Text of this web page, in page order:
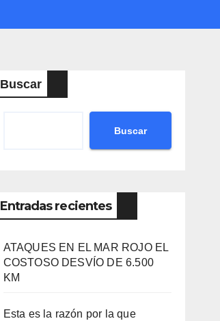
Buscar
Buscar
Entradas recientes
ATAQUES EN EL MAR ROJO EL
COSTOSO DESVÍO DE 6.500
KM
Esta es la razón por la que